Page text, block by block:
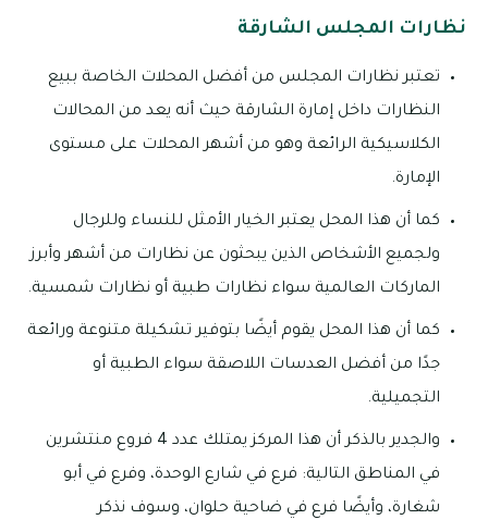
نظارات المجلس الشارقة
تعتبر نظارات المجلس من أفضل المحلات الخاصة ببيع
النظارات داخل إمارة الشارقة حيث أنه يعد من المحالات
الكلاسيكية الرائعة وهو من أشهر المحلات على مستوى
الإمارة.
كما أن هذا المحل يعتبر الخيار الأمثل للنساء وللرجال
ولجميع الأشخاص الذين يبحثون عن نظارات من أشهر وأبرز
الماركات العالمية سواء نظارات طبية أو نظارات شمسية.
كما أن هذا المحل يقوم أيضًا بتوفير تشكيلة متنوعة ورائعة
جدًا من أفضل العدسات اللاصقة سواء الطبية أو
التجميلية.
والجدير بالذكر أن هذا المركز يمتلك عدد 4 فروع منتشرين
في المناطق التالية: فرع في شارع الوحدة، وفرع في أبو
شغارة، وأيضًا فرع في ضاحية حلوان، وسوف نذكر